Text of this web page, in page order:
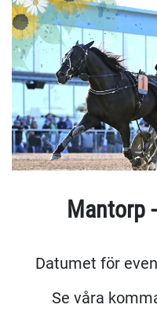
Mantorp
Datumet för
Se våra